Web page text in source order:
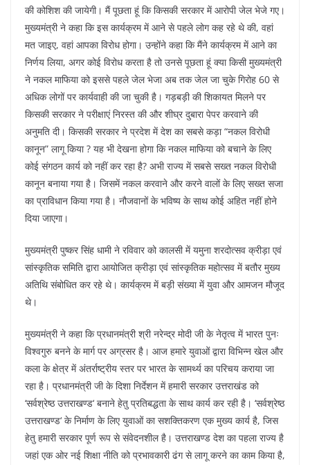
की कोशिश की जायेगी। मैं पूछता हूं कि किसकी सरकार में आरोपी जेल भेजे गए।
मुख्यमंत्री ने कहा कि इस कार्यक्रम में आने से पहले लोग कह रहे थे की, वहां
मत जाइए, वहां आपका विरोध होगा। उन्होंने कहा कि मैंने कार्यक्रम में आने का
निर्णय लिया, अगर कोई विरोध करता है तो उनसे पूछता हूं क्या किसी मुख्यमंत्री
ने नकल माफिया को इससे पहले जेल भेजा अब तक जेल जा चुके गिरोह 60 से
अधिक लोगों पर कार्यवाही की जा चुकी है। गड़बड़ी की शिकायत मिलने पर
किसकी सरकार ने परीक्षाएं निरस्त की और शीघ्र दुबारा पेपर करवाने की
अनुमति दी। किसकी सरकार ने प्रदेश में देश का सबसे कड़ा “नकल विरोधी
कानून” लागू किया ? यह भी देखना होगा कि नकल माफिया को बचाने के लिए
कोई संगठन कार्य को नहीं कर रहा है? अभी राज्य में सबसे सख्त नकल विरोधी
कानून बनाया गया है। जिसमें नकल करवाने और करने वालों के लिए सख्त सजा
का प्राविधान किया गया है। नौजवानों के भविष्य के साथ कोई अहित नहीं होने
दिया जाएगा।
मुख्यमंत्री पुष्कर सिंह धामी ने रविवार को कालसी में यमुना शरदोत्सव क्रीड़ा एवं
सांस्कृतिक समिति द्वारा आयोजित क्रीड़ा एवं सांस्कृतिक महोत्सव में बतौर मुख्य
अतिथि संबोधित कर रहे थे। कार्यक्रम में बड़ी संख्या में युवा और आमजन मौजूद
थे।
मुख्यमंत्री ने कहा कि प्रधानमंत्री श्री नरेन्द्र मोदी जी के नेतृत्व में भारत पुनः
विश्वगुरु बनने के मार्ग पर अग्रसर है। आज हमारे युवाओं द्वारा विभिन्न खेल और
कला के क्षेत्र में अंतर्राष्ट्रीय स्तर पर भारत के सामर्थ्य का परिचय कराया जा
रहा है। प्रधानमंत्री जी के दिशा निर्देशन में हमारी सरकार उत्तराखंड को
‘सर्वश्रेष्ठ उत्तराखण्ड‘ बनाने हेतु प्रतिबद्धता के साथ कार्य कर रही है। ‘सर्वश्रेष्ठ
उत्तराखण्ड‘ के निर्माण के लिए युवाओं का सशक्तिकरण एक मुख्य कार्य है, जिस
हेतु हमारी सरकार पूर्ण रूप से संवेदनशील है। उत्तराखण्ड देश का पहला राज्य है
जहां एक ओर नई शिक्षा नीति को प्रभावकारी ढंग से लागू करने का काम किया है,